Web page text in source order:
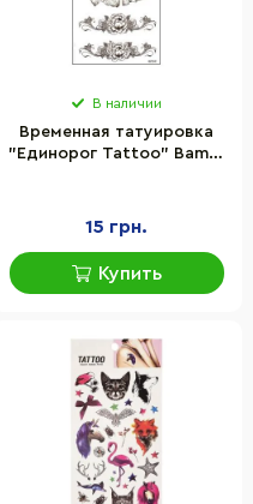
В наличии
Временная татуировка
"Единорог Tattoo" Bambi
15 грн.
Купить